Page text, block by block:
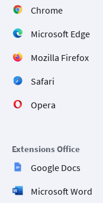
Chrome
Microsoft Edge
Mozilla Firefox
Safari
Opera
Extensions Office
Google Docs
Microsoft Word